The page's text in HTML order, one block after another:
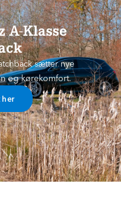
A-Klasse
sætter nye
og kørekomfort.
her